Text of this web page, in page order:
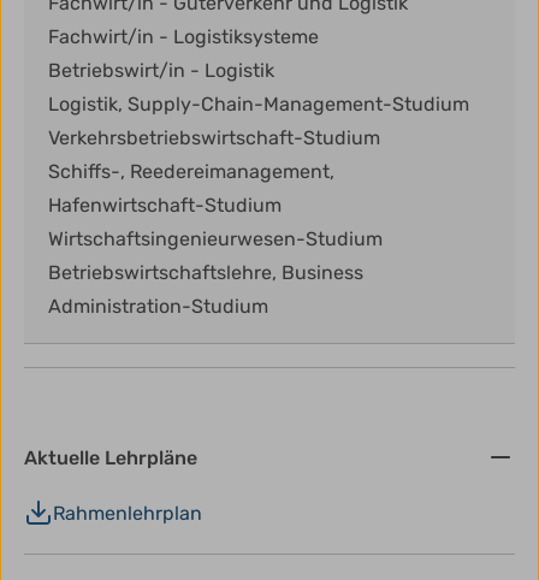
Fachwirt/in - Logistiksysteme
Betriebswirt/in - Logistik
Logistik, Supply-Chain-Management-Studium
Verkehrsbetriebswirtschaft-Studium
Schiffs-, Reedereimanagement,
Hafenwirtschaft-Studium
Wirtschaftsingenieurwesen-Studium
Betriebswirtschaftslehre, Business
Administration-Studium
Aktuelle Lehrpläne
Rahmenlehrplan